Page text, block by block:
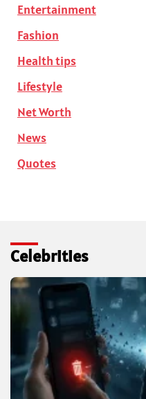
Entertainment
Fashion
Health tips
Lifestyle
Net Worth
News
Quotes
Celebrities